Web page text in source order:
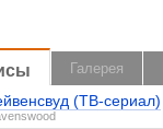
Галерея
(ТВ-сериал)